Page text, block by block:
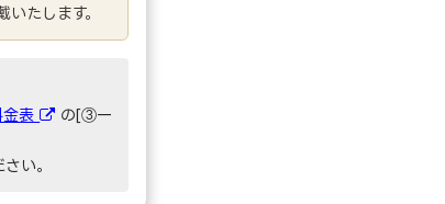
たします。
金表
の[③一
い。